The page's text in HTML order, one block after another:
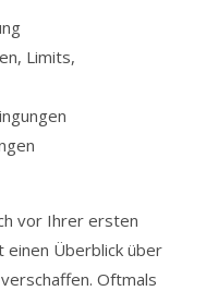
Limits,
vor Ihrer ersten
einen Überblick über
Oftmals